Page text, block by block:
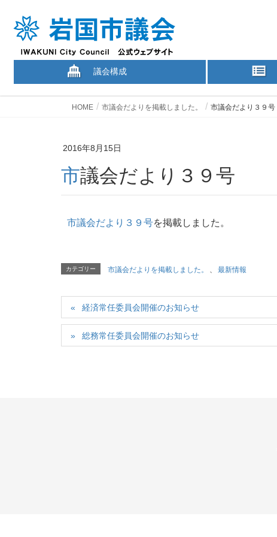
議会構成
HOME 市議会だよりを掲載しました。 市議会だより３９号
2016年8月15日
市議会だより３９号
市議会だより３９号を掲載しました。
カテゴリー 市議会だよりを掲載しました。 、 最新情報
経済常任委員会開催のお知らせ
総務常任委員会開催のお知らせ